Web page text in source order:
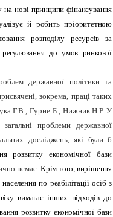
на нові принципи фінансування
й робить пріоритетною
розподілу ресурсів за
регулювання до умов ринкової
державної політики та
зокрема, праці таких
Г.В., Гурне Б., Нижник Н.Р. У
проблеми державної
досліджень, які були б
розвитку економічної бази
немає. Крім того, вирішення
по реабілітації осіб з
вимагає інших підходів до
розвитку економічної бази